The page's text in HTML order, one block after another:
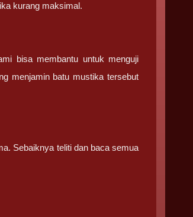
kurang maksimal.
bisa membantu untuk menguji
menjamin batu mustika tersebut
Sebaiknya teliti dan baca semua